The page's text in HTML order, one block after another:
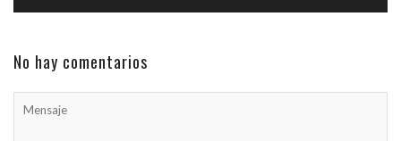
No hay comentarios